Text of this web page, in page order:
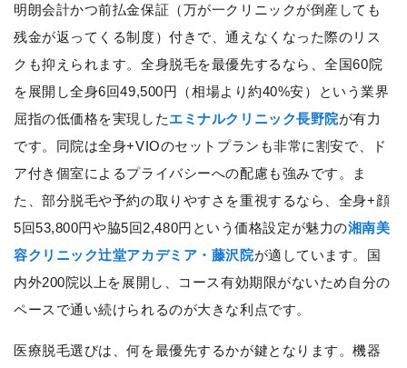
明朗会計かつ前払金保証（万が一クリニックが倒産しても
残金が返ってくる制度）付きで、通えなくなった際のリス
クも抑えられます。全身脱毛を最優先するなら、全国60院
を展開し全身6回49,500円（相場より約40%安）という業界
屈指の低価格を実現したエミナルクリニック長野院が有力
です。同院は全身+VIOのセットプランも非常に割安で、ド
ア付き個室によるプライバシーへの配慮も強みです。ま
た、部分脱毛や予約の取りやすさを重視するなら、全身+顔
5回53,800円や脇5回2,480円という価格設定が魅力の湘南美
容クリニック辻堂アカデミア・藤沢院が適しています。国
内外200院以上を展開し、コース有効期限がないため自分の
ペースで通い続けられるのが大きな利点です。
医療脱毛選びは、何を最優先するかが鍵となります。機器